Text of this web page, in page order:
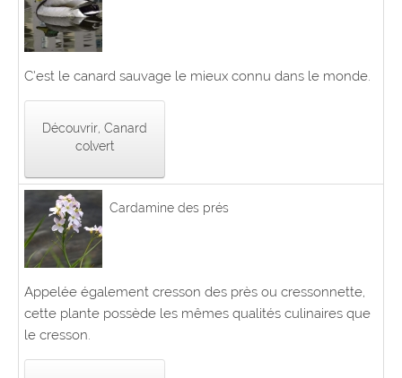
C’est le canard sauvage le mieux connu dans le monde.
Découvrir, Canard
colvert
Cardamine des prés
Appelée également cresson des près ou cressonnette,
cette plante possède les mêmes qualités culinaires que
le cresson.